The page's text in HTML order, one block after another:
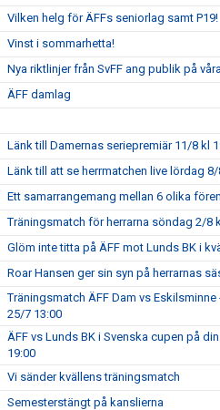
Vilken helg för ÄFFs seniorlag samt P19!
Vinst i sommarhetta!
Nya riktlinjer från SvFF ang publik på
ÄFF damlag
Länk till Damernas seriepremiär 11/8 kl
Länk till att se herrmatchen live lördag 8/
Ett samarrangemang mellan 6 olika
Träningsmatch för herrarna söndag 2/8
Glöm inte titta på ÄFF mot Lunds BK i
Roar Hansen ger sin syn på herrarnas
Träningsmatch ÄFF Dam vs
25/7 13:00
ÄFF vs Lunds BK i Svenska cupen på
19:00
Vi sänder kvällens träningsmatch
Semesterstängt på kanslierna